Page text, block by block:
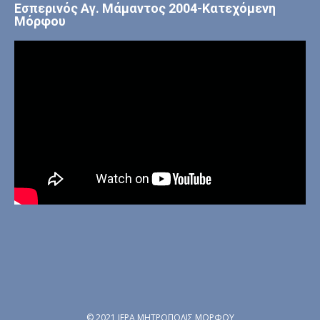
Εσπερινός Αγ. Μάμαντος 2004-Κατεχόμενη
Μόρφου
© 2021 ΙΕΡΑ ΜΗΤΡΟΠΟΛΙΣ ΜΟΡΦΟΥ